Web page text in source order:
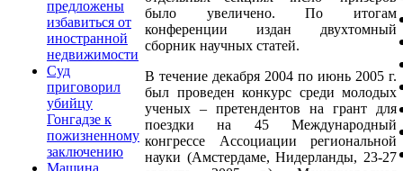
предложены
избавиться от
иностранной
недвижимости
Суд
приговорил
убийцу
Гонгадзе к
пожизненному
заключению
было увеличено. По итогам
конференции издан двухтомный
сборник научных статей.
В течение декабря 2004 по июнь 2005 г.
был проведен конкурс среди молодых
ученых – претендентов на грант для
поездки на 45 Международный
конгрессе Ассоциации региональной
науки (Амстердаме, Нидерланды, 23-27